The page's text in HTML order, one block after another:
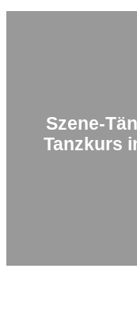
Szene-
Tanzkurs